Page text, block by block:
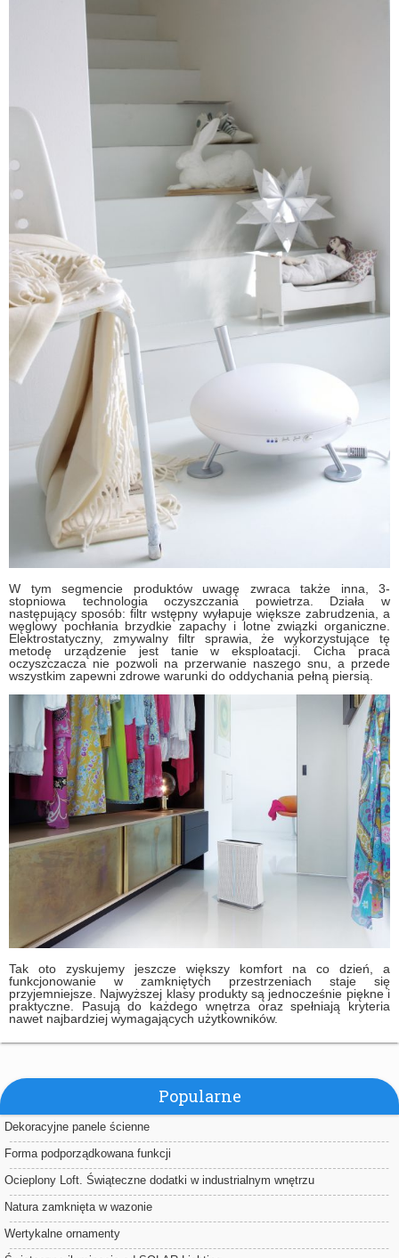
W tym segmencie produktów uwagę zwraca także inna, 3-
stopniowa technologia oczyszczania powietrza. Działa w
następujący sposób: filtr wstępny wyłapuje większe zabrudzenia, a
węglowy pochłania brzydkie zapachy i lotne związki organiczne.
Elektrostatyczny, zmywalny filtr sprawia, że wykorzystujące tę
metodę urządzenie jest tanie w eksploatacji. Cicha praca
oczyszczacza nie pozwoli na przerwanie naszego snu, a przede
wszystkim zapewni zdrowe warunki do oddychania pełną piersią.
Tak oto zyskujemy jeszcze większy komfort na co dzień, a
funkcjonowanie w zamkniętych przestrzeniach staje się
przyjemniejsze. Najwyższej klasy produkty są jednocześnie piękne i
praktyczne. Pasują do każdego wnętrza oraz spełniają kryteria
nawet najbardziej wymagających użytkowników.
Popularne
Dekoracyjne panele ścienne
Forma podporządkowana funkcji
Ocieplony Loft. Świąteczne dodatki w industrialnym wnętrzu
Natura zamknięta w wazonie
Wertykalne ornamenty